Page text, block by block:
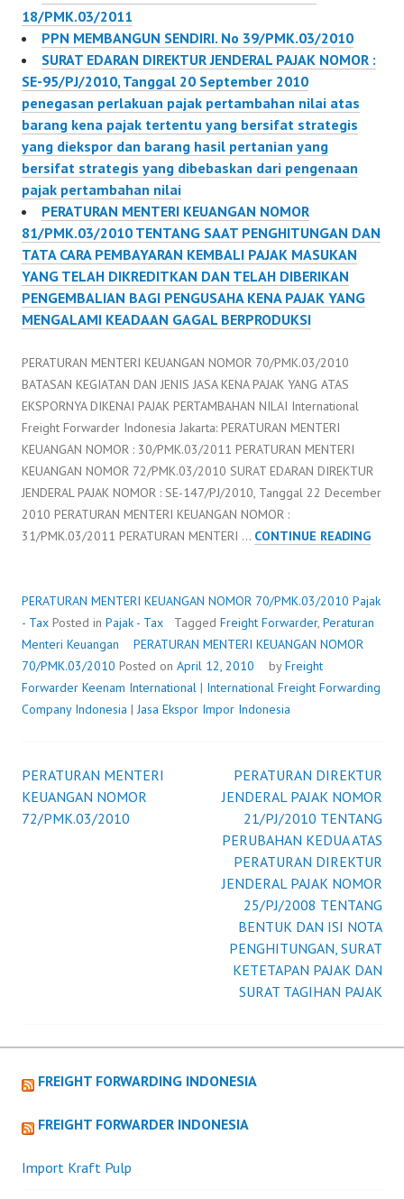
18/PMK.03/2011
PPN MEMBANGUN SENDIRI. No 39/PMK.03/2010
SURAT EDARAN DIREKTUR JENDERAL PAJAK NOMOR :
SE-95/PJ/2010, Tanggal 20 September 2010
penegasan perlakuan pajak pertambahan nilai atas
barang kena pajak tertentu yang bersifat strategis
yang diekspor dan barang hasil pertanian yang
bersifat strategis yang dibebaskan dari pengenaan
pajak pertambahan nilai
PERATURAN MENTERI KEUANGAN NOMOR
81/PMK.03/2010 TENTANG SAAT PENGHITUNGAN DAN
TATA CARA PEMBAYARAN KEMBALI PAJAK MASUKAN
YANG TELAH DIKREDITKAN DAN TELAH DIBERIKAN
PENGEMBALIAN BAGI PENGUSAHA KENA PAJAK YANG
MENGALAMI KEADAAN GAGAL BERPRODUKSI
PERATURAN MENTERI KEUANGAN NOMOR 70/PMK.03/2010
BATASAN KEGIATAN DAN JENIS JASA KENA PAJAK YANG ATAS
EKSPORNYA DIKENAI PAJAK PERTAMBAHAN NILAI International
Freight Forwarder Indonesia Jakarta: PERATURAN MENTERI
KEUANGAN NOMOR : 30/PMK.03/2011 PERATURAN MENTERI
KEUANGAN NOMOR 72/PMK.03/2010 SURAT EDARAN DIREKTUR
JENDERAL PAJAK NOMOR : SE-147/PJ/2010, Tanggal 22 December
2010 PERATURAN MENTERI KEUANGAN NOMOR :
31/PMK.03/2011 PERATURAN MENTERI … CONTINUE READING
70/
PERATURAN MENTERI KEUANGAN NOMOR 70/PMK.03/2010 Pajak
- Tax Posted in Pajak - Tax Tagged Freight Forwarder, Peraturan
Menteri Keuangan
PERATURAN MENTERI KEUANGAN NOMOR
70/PMK.03/2010 Posted on April 12, 2010 byFreight
Forwarder Keenam International | International Freight Forwarding
Company Indonesia |Jasa Ekspor Impor Indonesia
Post
navigation
PERATURAN MENTERI
KEUANGAN NOMOR
72/PMK.03/2010
PERATURAN DIREKTUR
JENDERAL PAJAK NOMOR
21/PJ/2010 TENTANG
PERUBAHAN KEDUA ATAS
PERATURAN DIREKTUR
JENDERAL PAJAK NOMOR
25/PJ/2008 TENTANG
BENTUK DAN ISI NOTA
PENGHITUNGAN, SURAT
KETETAPAN PAJAK DAN
SURAT TAGIHAN PAJAK
FREIGHT FORWARDING INDONESIA
FREIGHT FORWARDER INDONESIA
Import Kraft Pulp